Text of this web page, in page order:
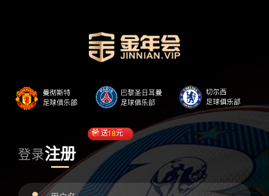
登录注册
送18元